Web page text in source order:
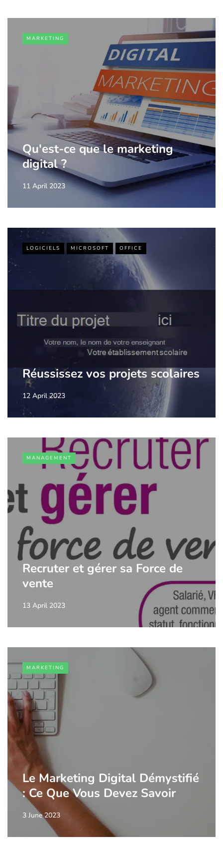
MARKETING
Qu'est-ce que le marketing
digital ?
11 April 2023
LOGICIELS MICROSOFT OFFICE
Réussissez vos projets scolaires
12 April 2023
MANAGEMENT
Recruter et gérer sa Force de
vente
13 April 2023
MARKETING
Le Marketing Digital Démystifié
: Ce Que Vous Devez Savoir
3 June 2023